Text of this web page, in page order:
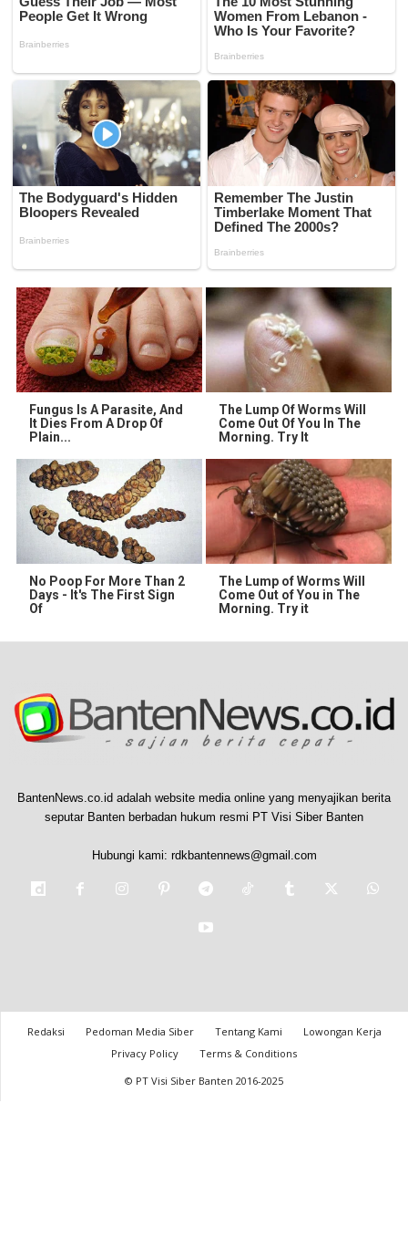
Fungus Is A Parasite, And
It Dies From A Drop Of
Plain...
The Lump Of Worms Will
Come Out Of You In The
Morning. Try It
No Poop For More Than 2
Days - It's The First Sign
Of
The Lump of Worms Will
Come Out of You in The
Morning. Try it
BantenNews.co.id adalah website media online yang menyajikan berita
seputar Banten berbadan hukum resmi PT Visi Siber Banten
Hubungi kami: rdkbantennews@gmail.com
Redaksi Pedoman Media Siber Tentang Kami
Lowongan Kerja
Privacy Policy
Terms & Conditions
© PT Visi Siber Banten 2016-2025